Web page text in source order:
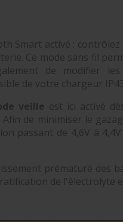
Smart activé :
Ce mode sans fil
de modifier
de votre chargeur
veille est ici activé
Afin de minimiser le
passant de 4,6V à
prématuré des
de l'électrolyte